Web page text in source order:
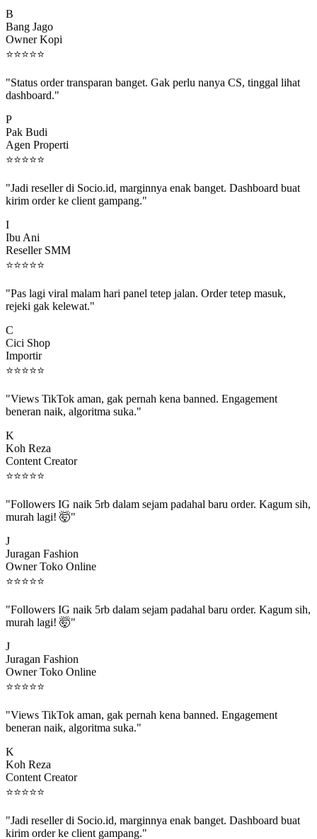
Bang Jago
Owner Kopi
⭐⭐⭐⭐⭐
dashboard."
Pak Budi
Agen Properti
⭐⭐⭐⭐⭐
kirim order ke client gampang."
Ibu Ani
Reseller SMM
⭐⭐⭐⭐⭐
rejeki gak kelewat."
Cici Shop
Importir
⭐⭐⭐⭐⭐
beneran naik, algoritma suka."
Koh Reza
Content Creator
⭐⭐⭐⭐⭐
murah lagi! 🤯"
Juragan Fashion
Owner Toko Online
⭐⭐⭐⭐⭐
murah lagi! 🤯"
Juragan Fashion
Owner Toko Online
⭐⭐⭐⭐⭐
beneran naik, algoritma suka."
Koh Reza
Content Creator
⭐⭐⭐⭐⭐
kirim order ke client gampang."